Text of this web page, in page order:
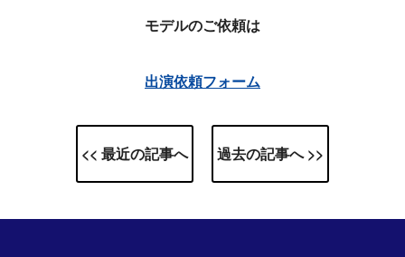
モデルのご依頼は
出演依頼フォーム
<< 最近の記事へ 過去の記事へ >>